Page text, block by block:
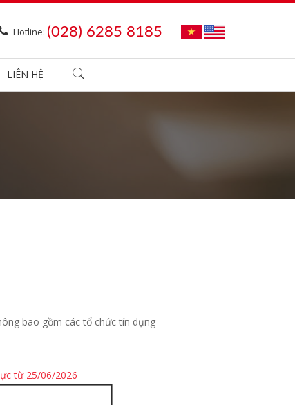
Hotline: (028) 6285 8185
LIÊN HỆ
bao gồm các tổ chức tín dụng
từ 25/06/2026